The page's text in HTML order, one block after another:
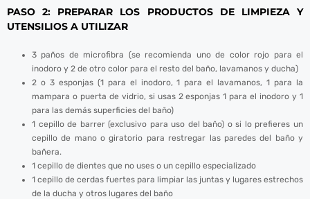
PASO 2: PREPARAR LOS PRODUCTOS DE LIMPIEZA Y
UTENSILIOS A UTILIZAR
3 paños de microfibra (se recomienda uno de color rojo para el
inodoro y 2 de otro color para el resto del baño, lavamanos y ducha)
2 o 3 esponjas (1 para el inodoro, 1 para el lavamanos, 1 para la
mampara o puerta de vidrio, si usas 2 esponjas 1 para el inodoro y 1
para las demás superficies del baño)
1 cepillo de barrer (exclusivo para uso del baño) o si lo prefieres un
cepillo de mano o giratorio para restregar las paredes del baño y
bañera.
1 cepillo de dientes que no uses o un cepillo especializado
1 cepillo de cerdas fuertes para limpiar las juntas y lugares estrechos
de la ducha y otros lugares del baño